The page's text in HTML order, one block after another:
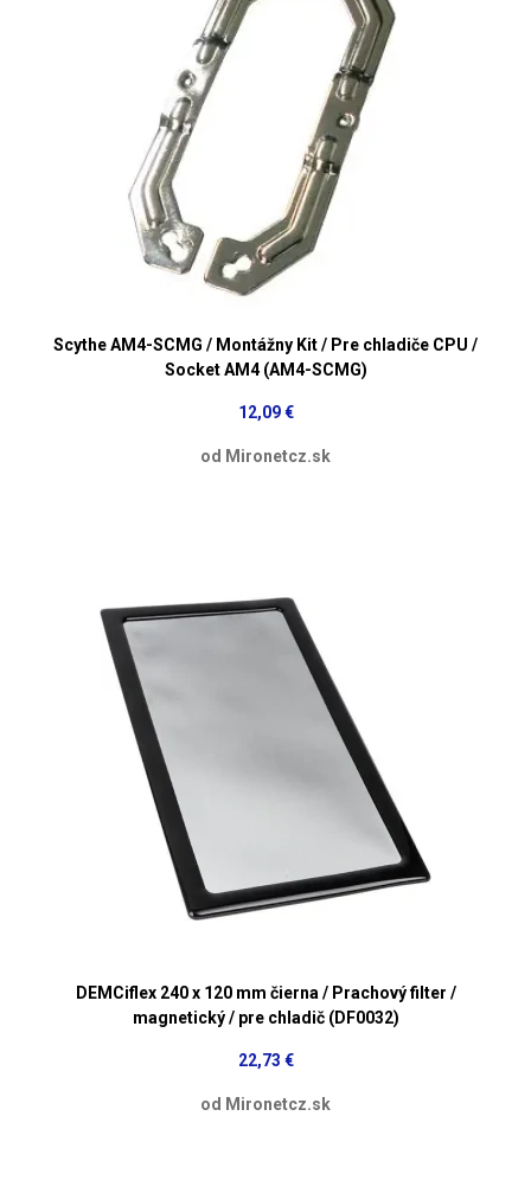
Scythe AM4-SCMG / Montážny Kit / Pre chladiče CPU /
Socket AM4 (AM4-SCMG)
12,09 €
od Mironetcz.sk
DEMCiflex 240 x 120 mm čierna / Prachový filter /
magnetický / pre chladič (DF0032)
22,73 €
od Mironetcz.sk